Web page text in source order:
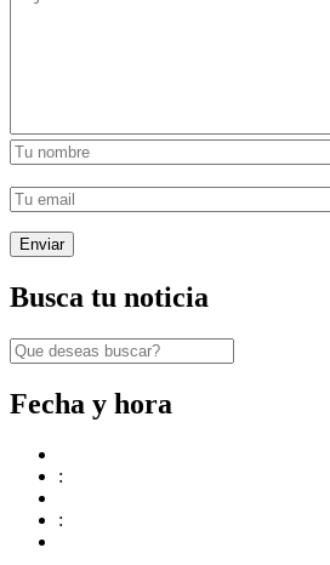
Busca tu noticia
Fecha y hora
:
: